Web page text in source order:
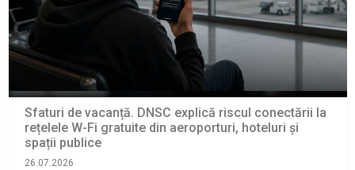
Sfaturi de vacanță. DNSC explică riscul conectării la
rețelele W-Fi gratuite din aeroporturi, hoteluri și
spații publice
26.07.2026